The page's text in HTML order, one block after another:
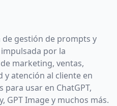
de gestión de prompts y
por la
marketing, ventas,
atención al cliente en
usar en ChatGPT,
GPT Image y muchos más.